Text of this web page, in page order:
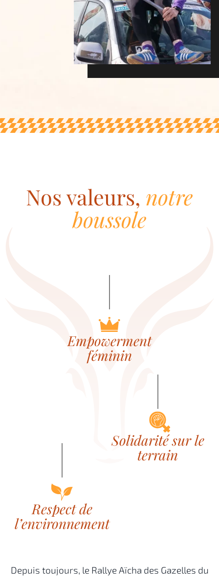
Nos valeurs, notre
boussole
Depuis toujours, le Rallye Aïcha des Gazelles du